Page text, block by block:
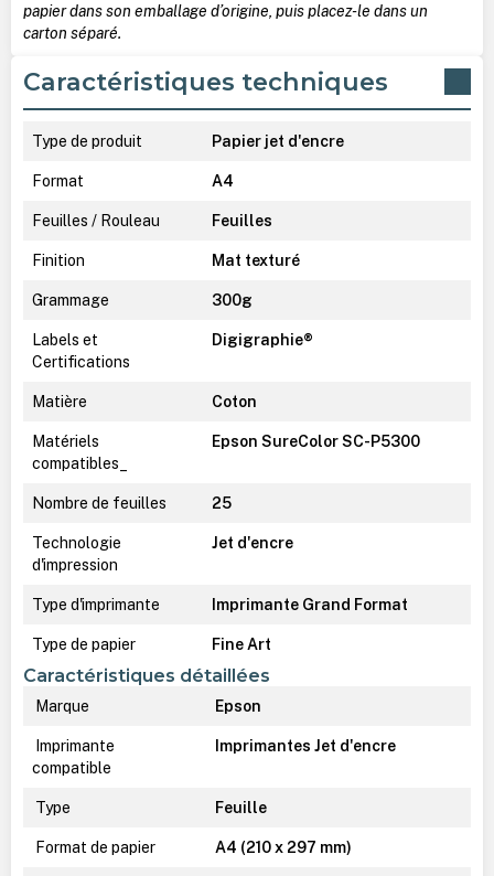
papier dans son emballage d’origine, puis placez-le dans un
carton séparé.
Caractéristiques techniques
Type de produit Papier jet d'encre
Format A4
Feuilles / Rouleau Feuilles
Finition Mat texturé
Grammage 300g
Labels et
Certifications
Digigraphie®
Matière Coton
Matériels
compatibles_
Epson SureColor SC-P5300
Nombre de feuilles 25
Technologie
d'impression
Jet d'encre
Type d'imprimante Imprimante Grand Format
Type de papier Fine Art
Caractéristiques détaillées
Marque Epson
Imprimante
compatible
Imprimantes Jet d'encre
Type Feuille
Format de papier A4 (210 x 297 mm)